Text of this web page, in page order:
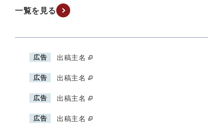
一覧を見る
広告 出稿主名
広告 出稿主名
広告 出稿主名
広告 出稿主名